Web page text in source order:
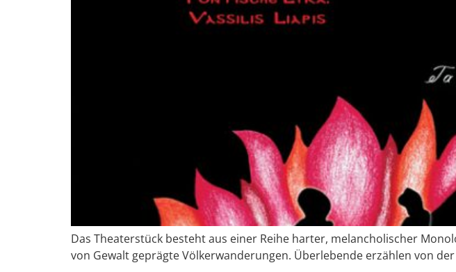
Das Theaterstück besteht aus einer Reihe harter, melancholischer
von Gewalt geprägte Völkerwanderungen. Überlebende erzählen von